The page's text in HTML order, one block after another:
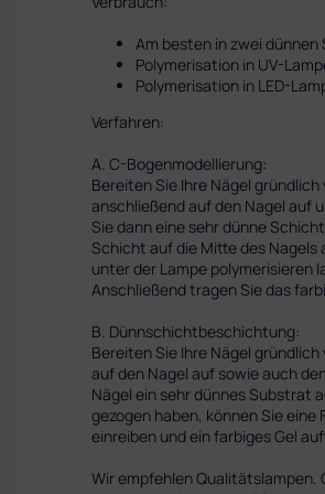
Am besten in zwei
Polymerisation in UV-
Polymerisation in LED-
Verfahren:
A. C-Bogenmodellierung:
Bereiten Sie Ihre Nägel
anschließend auf den Nagel auf
Sie dann eine sehr dünne
Schicht auf die Mitte des Nagels
unter der Lampe polymerisieren
Anschließend tragen Sie das
B. Dünnschichtbeschichtung:
Bereiten Sie Ihre Nägel
auf den Nagel auf sowie auch
Nägel ein sehr dünnes Substrat
gezogen haben, können Sie
einreiben und ein farbiges Gel
Wir empfehlen Qualitätslampen.